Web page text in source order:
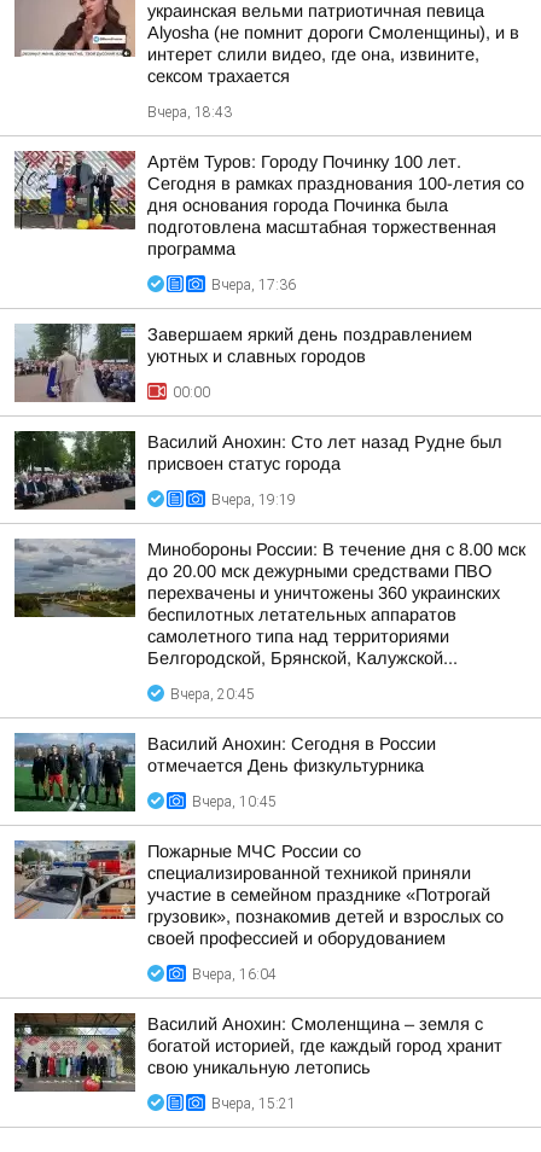
украинская вельми патриотичная певица
Alyosha (не помнит дороги Смоленщины), и в
интерет слили видео, где она, извините,
сексом трахается
Вчера, 18:43
Артём Туров: Городу Починку 100 лет.
Сегодня в рамках празднования 100-летия со
дня основания города Починка была
подготовлена масштабная торжественная
программа
Вчера, 17:36
Завершаем яркий день поздравлением
уютных и славных городов
00:00
Василий Анохин: Сто лет назад Рудне был
присвоен статус города
Вчера, 19:19
Минобороны России: В течение дня с 8.00 мск
до 20.00 мск дежурными средствами ПВО
перехвачены и уничтожены 360 украинских
беспилотных летательных аппаратов
самолетного типа над территориями
Белгородской, Брянской, Калужской...
Вчера, 20:45
Василий Анохин: Сегодня в России
отмечается День физкультурника
Вчера, 10:45
Пожарные МЧС России со
специализированной техникой приняли
участие в семейном празднике «Потрогай
грузовик», познакомив детей и взрослых со
своей профессией и оборудованием
Вчера, 16:04
Василий Анохин: Смоленщина – земля с
богатой историей, где каждый город хранит
свою уникальную летопись
Вчера, 15:21